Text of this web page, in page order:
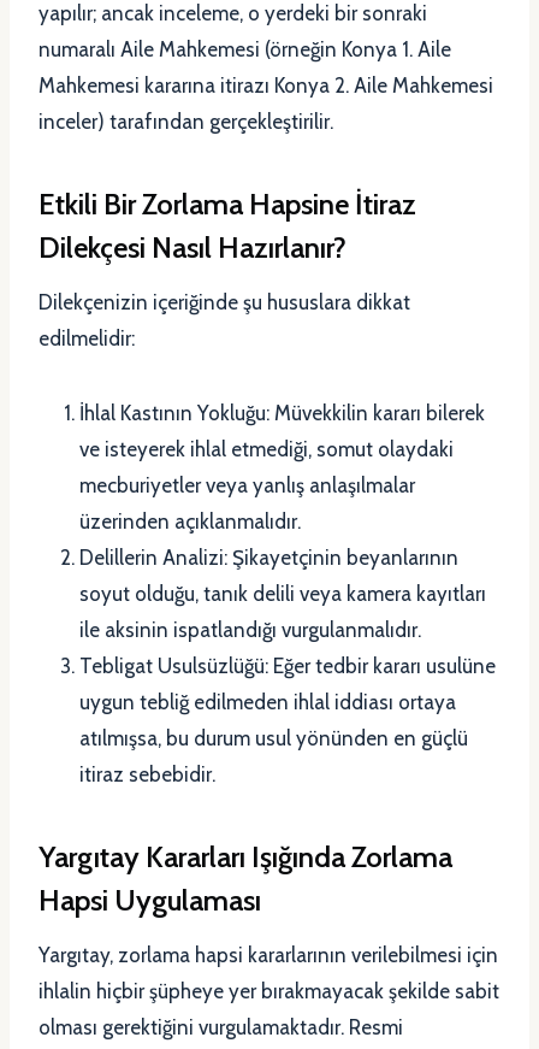
yapılır; ancak inceleme, o yerdeki bir sonraki
numaralı Aile Mahkemesi (örneğin Konya 1. Aile
Mahkemesi kararına itirazı Konya 2. Aile Mahkemesi
inceler) tarafından gerçekleştirilir.
Etkili Bir Zorlama Hapsine İtiraz
Dilekçesi Nasıl Hazırlanır?
Dilekçenizin içeriğinde şu hususlara dikkat
edilmelidir:
İhlal Kastının Yokluğu: Müvekkilin kararı bilerek
ve isteyerek ihlal etmediği, somut olaydaki
mecburiyetler veya yanlış anlaşılmalar
üzerinden açıklanmalıdır.
Delillerin Analizi: Şikayetçinin beyanlarının
soyut olduğu, tanık delili veya kamera kayıtları
ile aksinin ispatlandığı vurgulanmalıdır.
Tebligat Usulsüzlüğü: Eğer tedbir kararı usulüne
uygun tebliğ edilmeden ihlal iddiası ortaya
atılmışsa, bu durum usul yönünden en güçlü
itiraz sebebidir.
Yargıtay Kararları Işığında Zorlama
Hapsi Uygulaması
Yargıtay, zorlama hapsi kararlarının verilebilmesi için
ihlalin hiçbir şüpheye yer bırakmayacak şekilde sabit
olması gerektiğini vurgulamaktadır. Resmi